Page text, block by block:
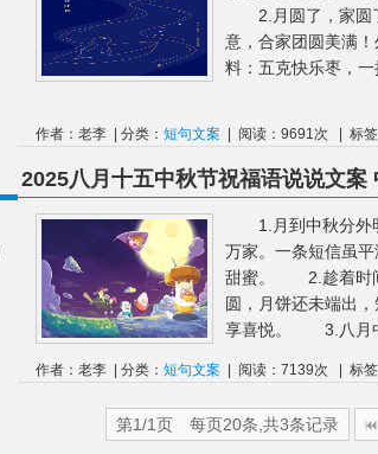
2.月圆了，家圆
意，合家团圆美满
料：五克快乐枣，一
作者：老李 | 分类： 短句文案 | 阅读：9691次 | 标签
2025八月十五中秋节祝福语说说文
1.月到中秋分外明
万家。一条短信虽
甜蜜。 2.趁着时间
圆，月饼还未端出
享喜悦。 3.八月中
作者：老李 | 分类： 短句文案 | 阅读：7139次 | 标签
第1/1页 每页20条,共3条记录